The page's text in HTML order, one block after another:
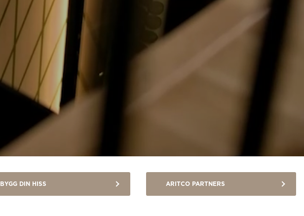
BYGG DIN HISS ARITCO PARTNERS